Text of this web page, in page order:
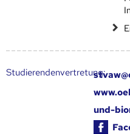
Studierendenvertretung:
und-